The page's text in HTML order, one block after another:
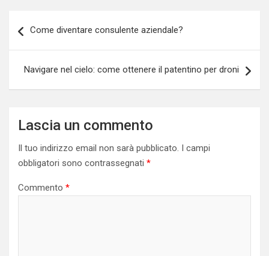
articoli
Come diventare consulente aziendale?
Navigare nel cielo: come ottenere il patentino per droni
Lascia un commento
Il tuo indirizzo email non sarà pubblicato. I campi
obbligatori sono contrassegnati *
Commento *